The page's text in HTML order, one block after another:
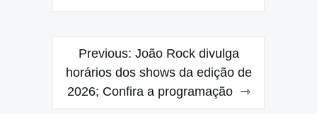
Post
navigation
Previous: João Rock divulga
horários dos shows da edição de
2026; Confira a programação